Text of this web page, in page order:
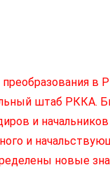
преобразования
штаб РККА.
и
и
новые